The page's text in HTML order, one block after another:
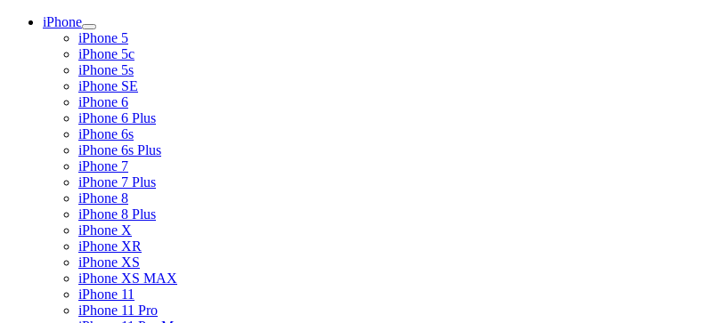
iPhone
iPhone 5
iPhone 5c
iPhone 5s
iPhone SE
iPhone 6
iPhone 6 Plus
iPhone 6s
iPhone 6s Plus
iPhone 7
iPhone 7 Plus
iPhone 8
iPhone 8 Plus
iPhone X
iPhone XR
iPhone XS
iPhone XS MAX
iPhone 11
iPhone 11 Pro